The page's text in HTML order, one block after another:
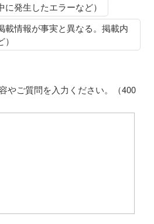
発生したエラーなど）
載情報が事実と異なる。掲載内
やご質問を入力ください。（400